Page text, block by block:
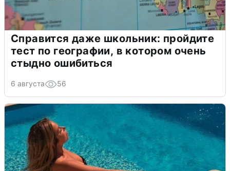
Справится даже школьник: пройдите
тест по географии, в котором очень
стыдно ошибиться
6 августа 56